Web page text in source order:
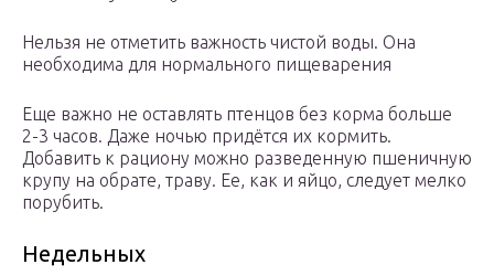
Нельзя не отметить важность чистой воды. Она
необходима для нормального пищеварения
Еще важно не оставлять птенцов без корма больше
2-3 часов. Даже ночью придётся их кормить.
Добавить к рациону можно разведенную пшеничную
крупу на обрате, траву. Ее, как и яйцо, следует мелко
порубить.
Недельных